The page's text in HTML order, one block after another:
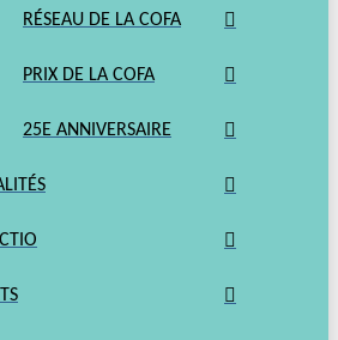
RÉSEAU DE LA COFA
PRIX DE LA COFA
25E ANNIVERSAIRE